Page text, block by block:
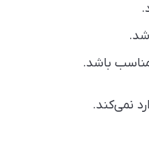
باشد.
نمی‌کند.